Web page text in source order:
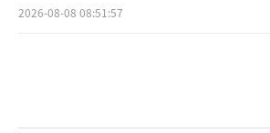
2026-08-08 08:51:57